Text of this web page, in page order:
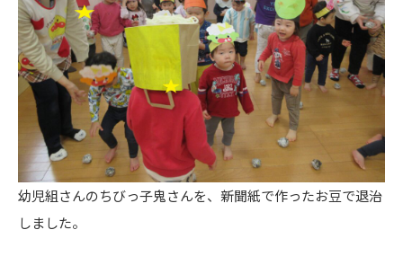
幼児組さんのちびっ子鬼さんを、新聞紙で作ったお豆で退治
しました。